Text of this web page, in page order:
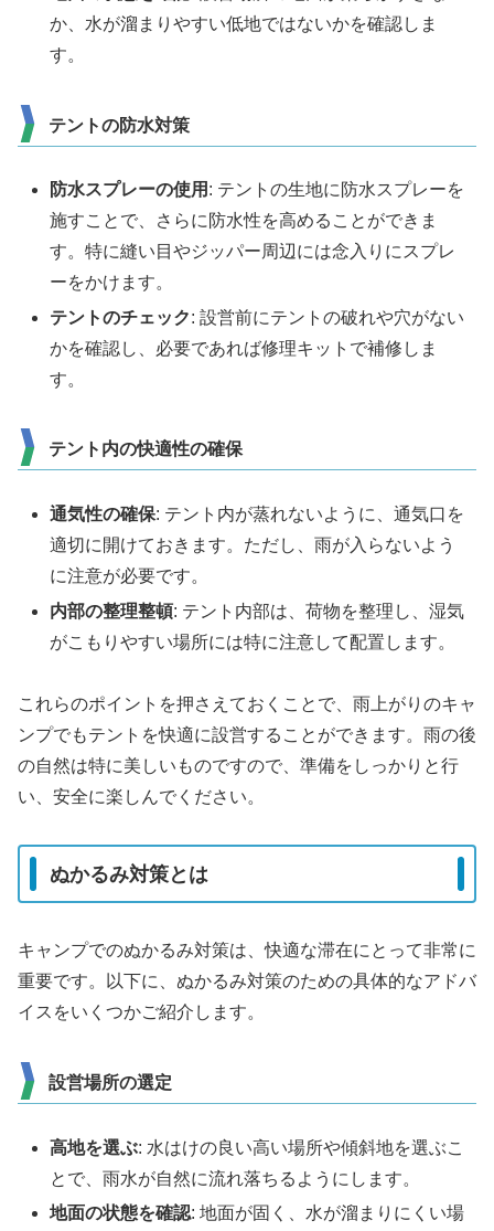
か、水が溜まりやすい低地ではないかを確認しま
す。
テントの防水対策
防水スプレーの使用 : テントの生地に防水スプレーを
施すことで、さらに防水性を高めることができま
す。特に縫い目やジッパー周辺には念入りにスプレ
ーをかけます。
テントのチェック: 設営前にテントの破れや穴がない
かを確認し、必要であれば修理キットで補修しま
す。
テント内の快適性の確保
通気性の確保: テント内が蒸れないように、通気口を
適切に開けておきます。ただし、雨が入らないよう
に注意が必要です。
内部の整理整頓: テント内部は、荷物を整理し、湿気
がこもりやすい場所には特に注意して配置します。
これらのポイントを押さえておくことで、雨上がりのキャ
ンプでもテントを快適に設営することができます。雨の後
の自然は特に美しいものですので、準備をしっかりと行
い、安全に楽しんでください。
ぬかるみ対策とは
キャンプでのぬかるみ対策は、快適な滞在にとって非常に
重要です。以下に、ぬかるみ対策のための具体的なアドバ
イスをいくつかご紹介します。
設営場所の選定
高地を選ぶ: 水はけの良い高い場所や傾斜地を選ぶこ
とで、雨水が自然に流れ落ちるようにします。
地面の状態を確認: 地面が固く、水が溜まりにくい場